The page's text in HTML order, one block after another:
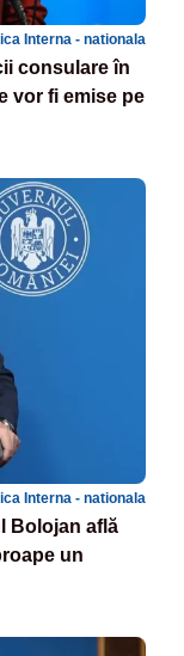
Interna - nationala
consulare în
vor fi emise pe
Interna - nationala
Bolojan află
un